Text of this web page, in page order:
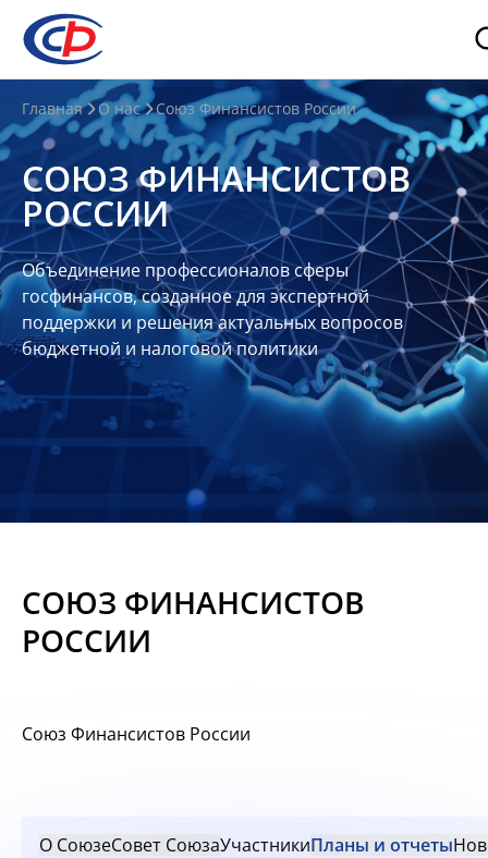
О
нас
О
СФР
Совет
Союза
Участники
Планы
отчеты
Контакты
Материалы
Главная О нас Союз Финансистов России
СОЮЗ ФИНАНСИСТОВ
РОССИИ
Объединение профессионалов сферы
госфинансов, созданное для экспертной
поддержки и решения актуальных вопросов
бюджетной и налоговой политики
СОЮЗ ФИНАНСИСТОВ
РОССИИ
Союз Финансистов России
О СоюзеСовет СоюзаУчастникиПланы и отчеты